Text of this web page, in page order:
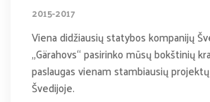
2015-2017
Viena didžiausių statybos kompanijų
„Gärahovs“ pasirinko mūsų bokštinių
paslaugas vienam stambiausių
Švedijoje.